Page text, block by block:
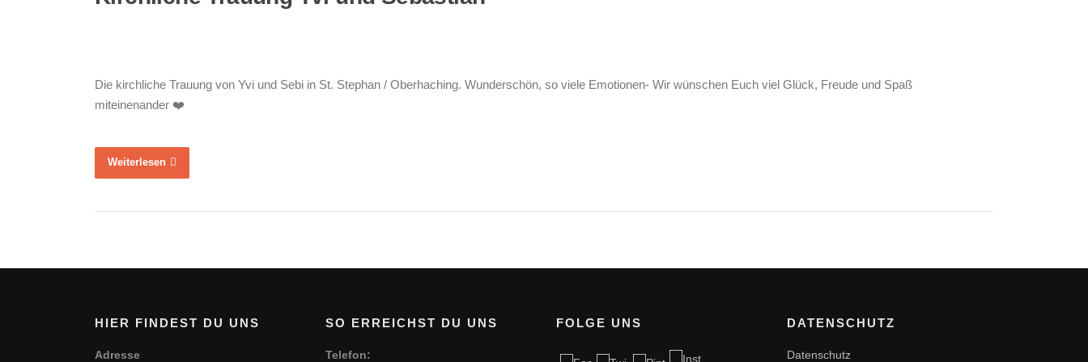
Die kirchliche Trauung von Yvi und Sebi in St. Stephan / Oberhaching. Wunderschön, so viele Emotionen- Wir wünschen Euch viel Glück, Freude und Spaß
miteinenander ❤️
Weiterlesen
HIER FINDEST DU UNS
Adresse
SO ERREICHST DU UNS
Telefon:
FOLGE UNS DATENSCHUTZ
Datenschutz